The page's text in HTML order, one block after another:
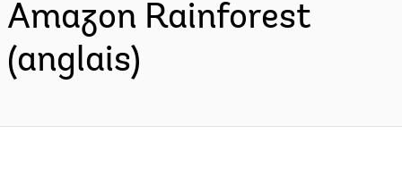
Amazon Rainforest
(anglais)